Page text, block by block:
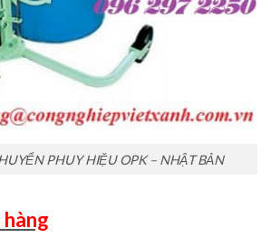
PHUY HIỆU OPK – NHẬT BẢN